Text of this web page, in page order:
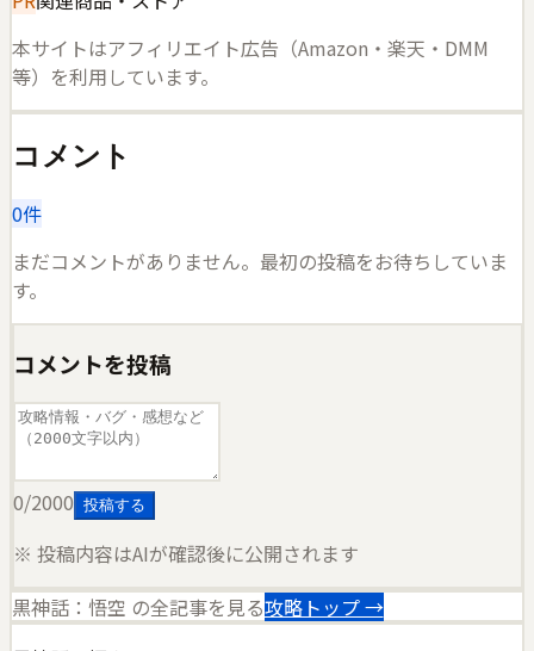
本サイトはアフィリエイト広告（Amazon・楽天・DMM
等）を利用しています。
コメント
0件
まだコメントがありません。最初の投稿をお待ちしていま
す。
コメントを投稿
0/2000 投稿する
※ 投稿内容はAIが確認後に公開されます
黒神話：悟空 の全記事を見る攻略トップ →